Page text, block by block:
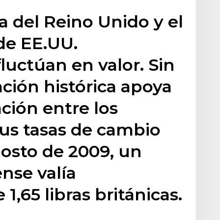
del Reino Unido y el
EE.UU.
en valor. Sin
histórica apoya
entre los
tasas de cambio
de 2009, un
valía
libras británicas.